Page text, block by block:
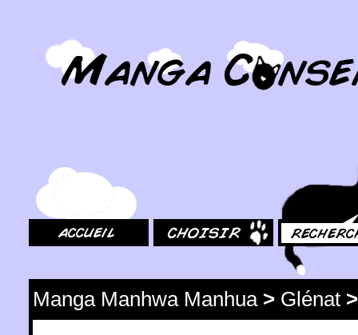
Manga Manhwa Manhua> Glénat